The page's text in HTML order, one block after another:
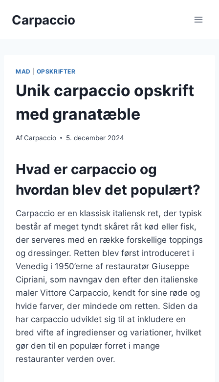
Carpaccio
MAD OPSKRIFTER
Unik carpaccio opskrift
med granatæble
AfCarpaccio 5. december 2024
Hvad er carpaccio og
hvordan blev det populært?
Carpaccio er en klassisk italiensk ret, der typisk
består af meget tyndt skåret råt kød eller fisk,
der serveres med en række forskellige toppings
og dressinger. Retten blev først introduceret i
Venedig i 1950’erne af restauratør Giuseppe
Cipriani, som navngav den efter den italienske
maler Vittore Carpaccio, kendt for sine røde og
hvide farver, der mindede om retten. Siden da
har carpaccio udviklet sig til at inkludere en
bred vifte af ingredienser og variationer, hvilket
gør den til en populær forret i mange
restauranter verden over.